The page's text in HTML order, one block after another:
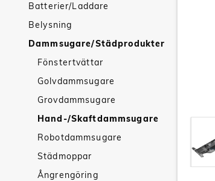
Batterier/Laddare
Belysning
Dammsugare/Städprodukter
Fönstertvättar
Golvdammsugare
Grovdammsugare
Hand-/Skaftdammsugare
Robotdammsugare
Städmoppar
Ångrengöring